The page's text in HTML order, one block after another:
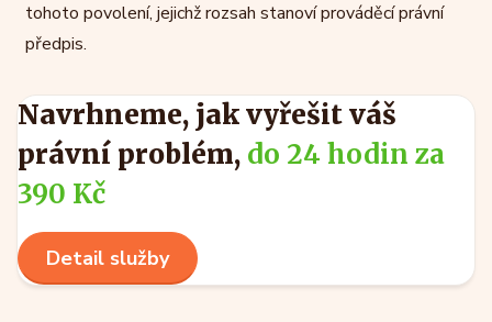
tohoto povolení, jejichž rozsah stanoví prováděcí právní
předpis.
Navrhneme, jak vyřešit váš
právní problém, do 24 hodin za
390 Kč
Detail služby